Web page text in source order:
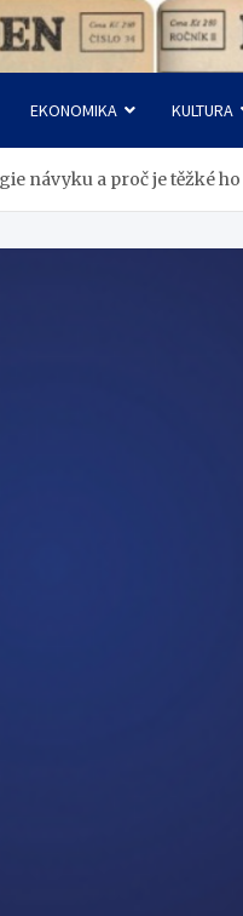
EKONOMIKA KULTURA
návyku a proč je těžké